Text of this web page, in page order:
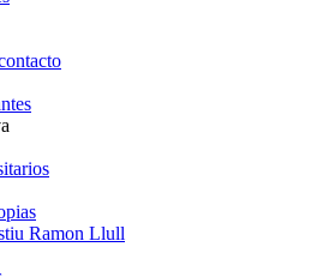
Ramon Llull